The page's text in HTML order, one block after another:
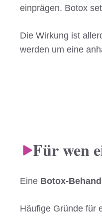
einprägen. Botox
Die Wirkung ist
werden um eine
Für wen
Eine Botox-
Häufige Gründe für